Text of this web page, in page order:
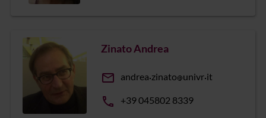
Zinato Andrea
email andrea zinato univr it
phone +39 045802 8339